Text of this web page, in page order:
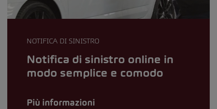
NOTIFICA DI SINISTRO
Notifica di sinistro online in
modo semplice e comodo
Più informazioni